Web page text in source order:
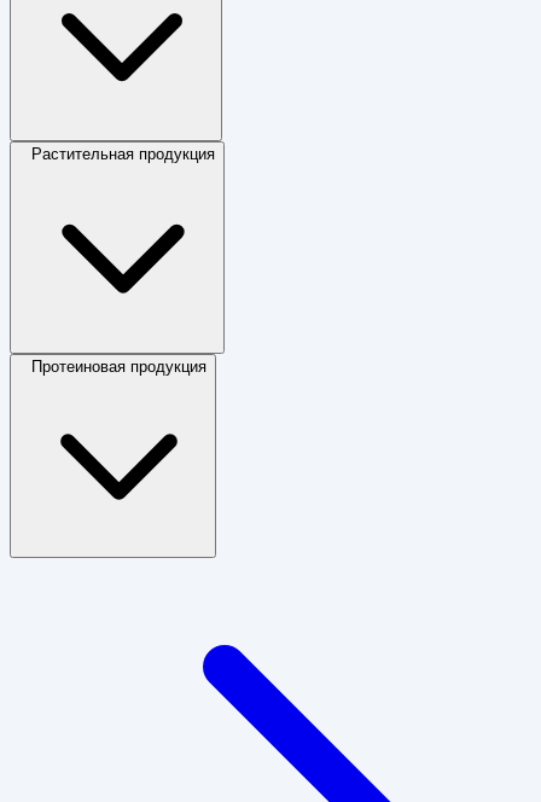
Растительная продукция
Протеиновая продукция